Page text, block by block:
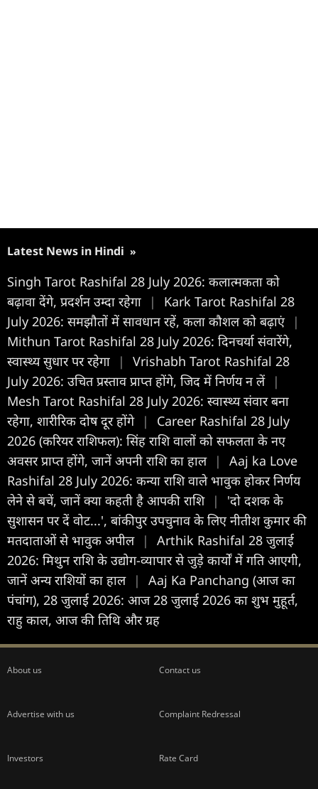
Latest News in Hindi »
Singh Tarot Rashifal 28 July 2026: कलात्मकता को
बढ़ावा देंगे, प्रदर्शन उम्दा रहेगा
|
Kark Tarot Rashifal 28
July 2026: समझौतों में सावधान रहें, कला कौशल को बढ़ाएं |
Mithun Tarot Rashifal 28 July 2026: दिनचर्या संवारेंगे,
स्वास्थ्य सुधार पर रहेगा
|
Vrishabh Tarot Rashifal 28
July 2026: उचित प्रस्ताव प्राप्त होंगे, जिद में निर्णय न लें |
Mesh Tarot Rashifal 28 July 2026: स्वास्थ्य संवार बना
रहेगा, शारीरिक दोष दूर होंगे |
Career Rashifal 28 July
2026 (करियर राशिफल): सिंह राशि वालों को सफलता के नए
अवसर प्राप्त होंगे, जानें अपनी राशि का हाल |
Aaj ka Love
Rashifal 28 July 2026: कन्या राशि वाले भावुक होकर निर्णय
लेने से बचें, जानें क्या कहती है आपकी राशि |
'दो दशक के
सुशासन पर दें वोट...', बांकीपुर उपचुनाव के लिए नीतीश कुमार की
मतदाताओं से भावुक अपील |
Arthik Rashifal 28 जुलाई
2026: मिथुन राशि के उद्योग-व्यापार से जुड़े कार्यों में गति आएगी,
जानें अन्य राशियों का हाल |
Aaj Ka Panchang (आज का
पंचांग), 28 जुलाई 2026: आज 28 जुलाई 2026 का शुभ मुहूर्त,
राहु काल, आज की तिथि और ग्रह
About us Contact us
Advertise with us Complaint Redressal
Investors Rate Card